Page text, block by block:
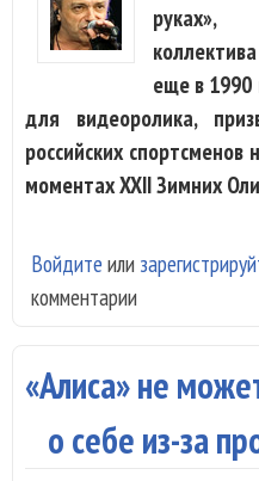
руках»,
еще в 1990
для видеоролика,
российских
моментах XXII Зимних
Войдите или
комментарии
«Алиса» не
о себе из-за